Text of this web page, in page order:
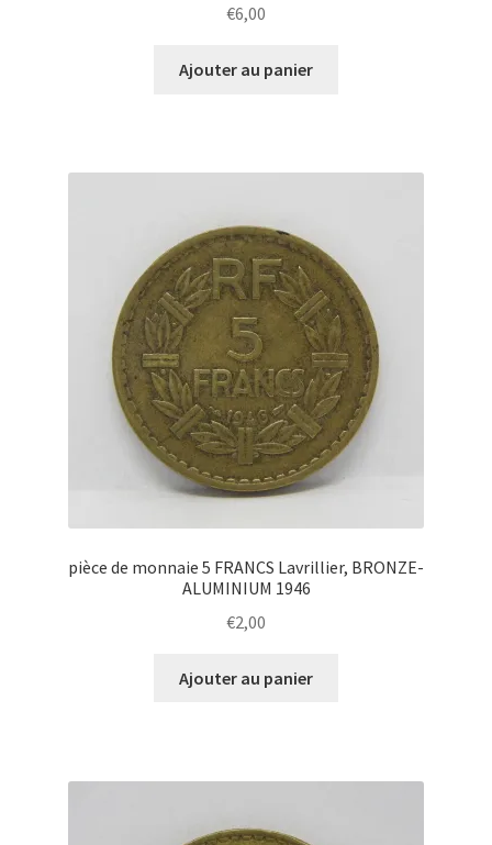
€6,00
Ajouter au panier
pièce de monnaie 5 FRANCS Lavrillier, BRONZE-
ALUMINIUM 1946
€2,00
Ajouter au panier